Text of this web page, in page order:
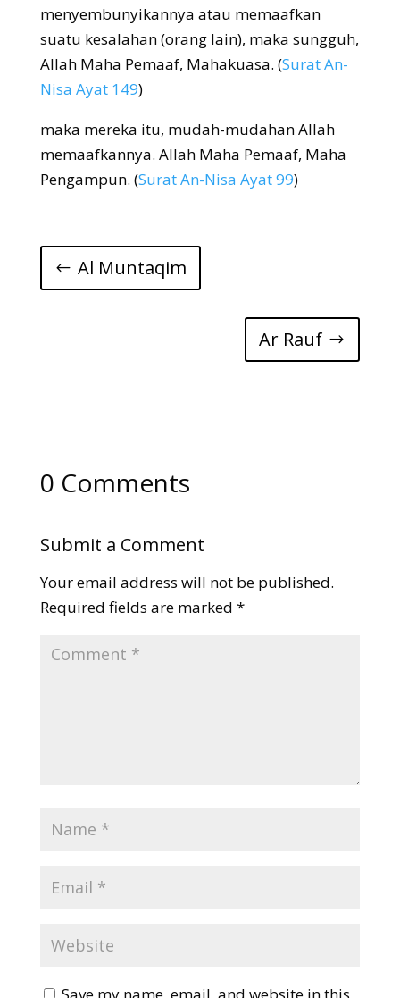
menyembunyikannya atau memaafkan
suatu kesalahan (orang lain), maka sungguh,
Allah Maha Pemaaf, Mahakuasa. (Surat An-
Nisa Ayat 149)
maka mereka itu, mudah-mudahan Allah
memaafkannya. Allah Maha Pemaaf, Maha
Pengampun. (Surat An-Nisa Ayat 99)
Al Muntaqim
Ar Rauf
0 Comments
Submit a Comment
Your email address will not be published.
Required fields are marked *